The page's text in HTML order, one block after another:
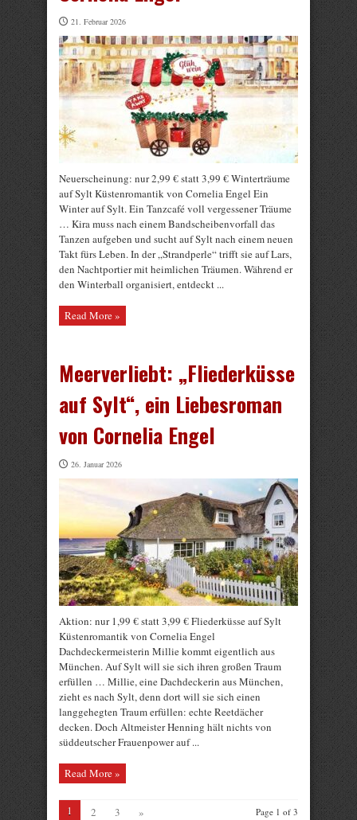
21. Februar 2026
Neuerscheinung: nur 2,99 € statt 3,99 € Winterträume
auf Sylt Küstenromantik von Cornelia Engel Ein
Winter auf Sylt. Ein Tanzcafé voll vergessener Träume
… Kira muss nach einem Bandscheibenvorfall das
Tanzen aufgeben und sucht auf Sylt nach einem neuen
Takt fürs Leben. In der „Strandperle“ trifft sie auf Lars,
den Nachtportier mit heimlichen Träumen. Während er
den Winterball organisiert, entdeckt ...
Read More »
Meerverliebt: „Fliederküsse
auf Sylt“, ein Liebesroman
von Cornelia Engel
26. Januar 2026
Aktion: nur 1,99 € statt 3,99 € Fliederküsse auf Sylt
Küstenromantik von Cornelia Engel
Dachdeckermeisterin Millie kommt eigentlich aus
München. Auf Sylt will sie sich ihren großen Traum
erfüllen … Millie, eine Dachdeckerin aus München,
zieht es nach Sylt, denn dort will sie sich einen
langgehegten Traum erfüllen: echte Reetdächer
decken. Doch Altmeister Henning hält nichts von
süddeutscher Frauenpower auf ...
Read More »
Page 1 of 3
1 2 3 »